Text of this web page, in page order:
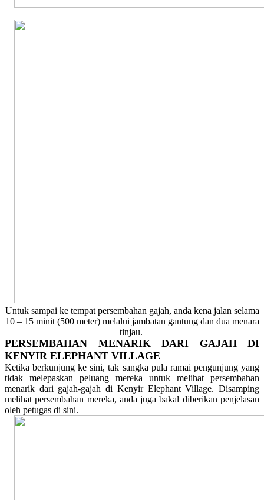
Untuk sampai ke tempat persembahan gajah, anda kena jalan selama
10 – 15 minit (500 meter) melalui jambatan gantung dan dua menara
tinjau.
PERSEMBAHAN MENARIK DARI GAJAH DI
KENYIR ELEPHANT VILLAGE
Ketika berkunjung ke sini, tak sangka pula ramai pengunjung yang
tidak melepaskan peluang mereka untuk melihat persembahan
menarik dari gajah-gajah di Kenyir Elephant Village. Disamping
melihat persembahan mereka, anda juga bakal diberikan penjelasan
oleh petugas di sini.